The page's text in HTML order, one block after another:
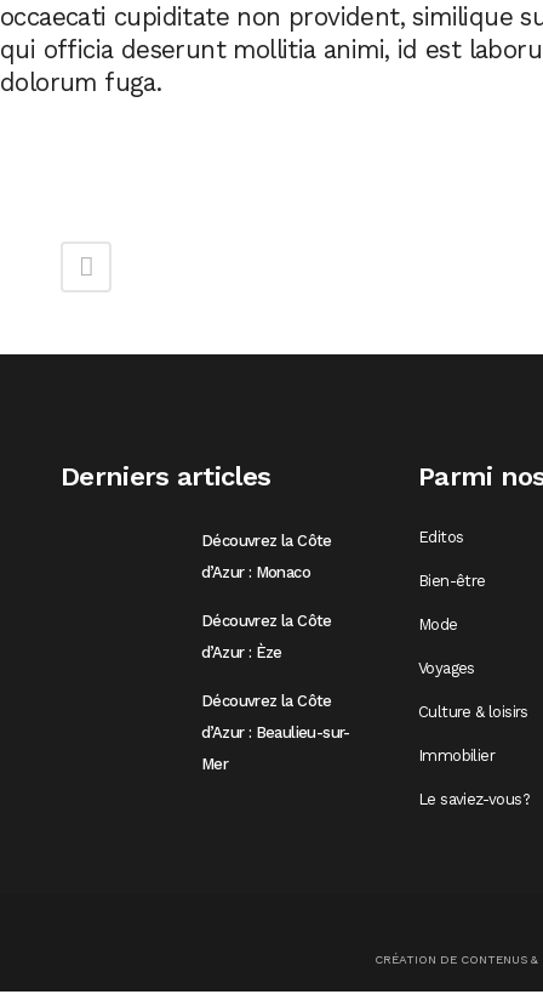
occaecati cupiditate non provident, similique
qui officia deserunt mollitia animi, id est
dolorum fuga.
Derniers articles
Découvrez la Côte
d’Azur : Monaco
Découvrez la Côte
d’Azur : Èze
Découvrez la Côte
d’Azur : Beaulieu-sur-
Mer
Parmi
Editos
Bien-être
Mode
Voyages
Culture & loisirs
Immobilier
Le saviez-vous?
CRÉATION DE CONTENUS